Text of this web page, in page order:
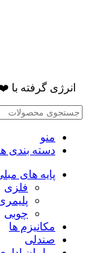
انرژی گرفته با
منو
دسته بندی
پایه های
فلزی
چوبی
مکانیزم ها
صندلی